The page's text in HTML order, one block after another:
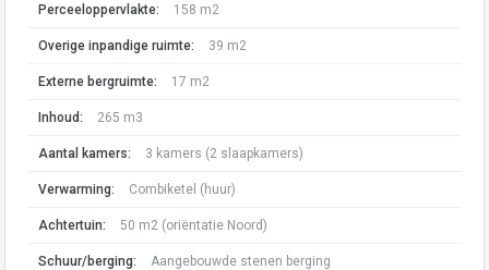
Perceeloppervlakte: 158 m2
Overige inpandige ruimte: 39 m2
Externe bergruimte: 17 m2
Inhoud: 265 m3
Aantal kamers: 3 kamers (2 slaapkamers)
Verwarming: Combiketel (huur)
Achtertuin: 50 m2 (oriëntatie Noord)
Schuur/berging: Aangebouwde stenen berging